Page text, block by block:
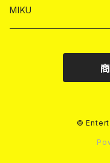
シャンパン
ショット
チェキ
シャンパン
バイカ
ドリンク
MIKU
©